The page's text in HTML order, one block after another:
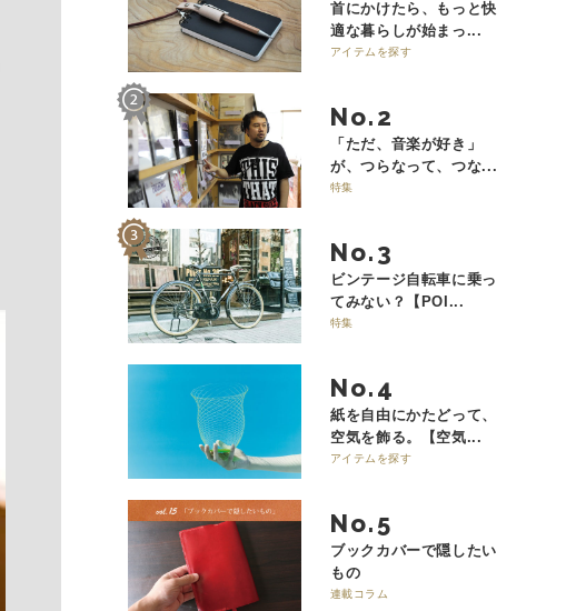
首にかけたら、もっと快
適な暮らしが始まっ...
アイテムを探す
No.
「ただ、音楽が好き」
が、つらなって、つな...
特集
No.
ビンテージ自転車に乗っ
てみない？【POI...
特集
No.
紙を自由にかたどって、
空気を飾る。【空気...
アイテムを探す
No.
ブックカバーで隠したい
もの
連載コラム